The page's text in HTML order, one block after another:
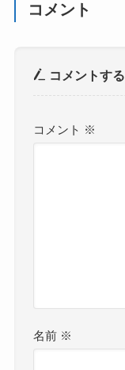
コメント
コメントする
コメント ※
名前 ※